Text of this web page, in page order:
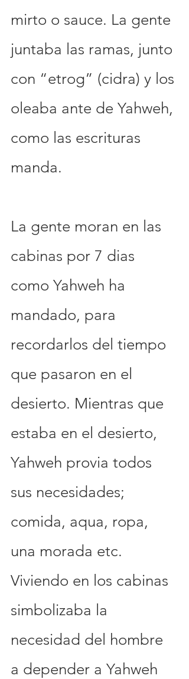
mirto o sauce. La gente
juntaba las ramas, junto
con “etrog” (cidra) y los
oleaba ante de Yahweh,
como las escrituras
manda.
La gente moran en las
cabinas por 7 dias
como Yahweh ha
mandado, para
recordarlos del tiempo
que pasaron en el
desierto. Mientras que
estaba en el desierto,
Yahweh provia todos
sus necesidades;
comida, aqua, ropa,
una morada etc.
Viviendo en los cabinas
simbolizaba la
necesidad del hombre
a depender a Yahweh